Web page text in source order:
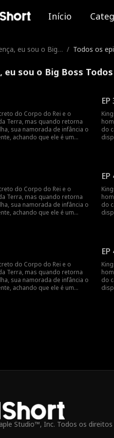
Início
eu sou o Big
/ Todos os
eu sou o Big Boss
do Corpo do Rei e o
Terra, mas quando retorna
sua namorada de infância o
achando que ele é um
EP
do
do Corpo do Rei e o
Terra, mas quando retorna
sua namorada de infância o
achando que ele é um
EP
do
do Corpo do Rei e o
Terra, mas quando retorna
sua namorada de infância o
achando que ele é um
EP
do
Studio™, Inc. Todos os direitos